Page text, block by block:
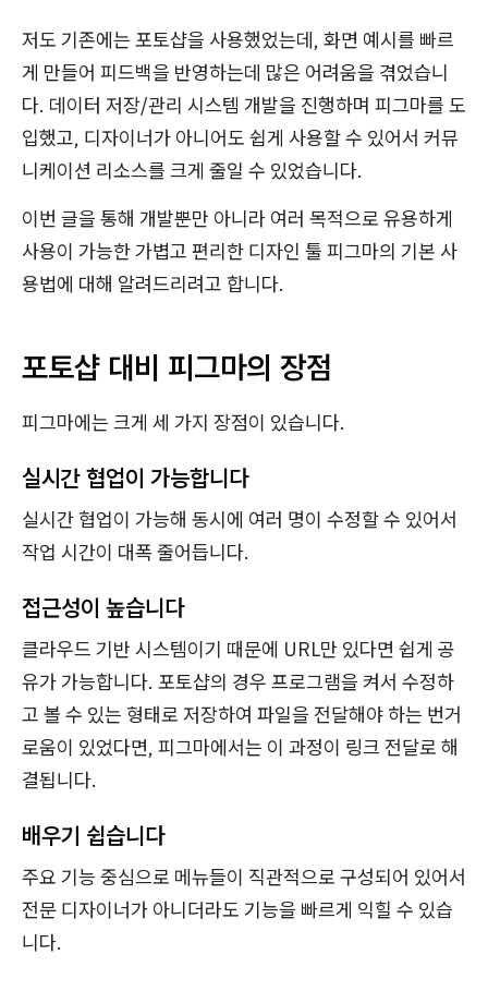
저도 기존에는 포토샵을 사용했었는데, 화면 예시를 빠르
게 만들어 피드백을 반영하는데 많은 어려움을 겪었습니
다. 데이터 저장/관리 시스템 개발을 진행하며 피그마를 도
입했고, 디자이너가 아니어도 쉽게 사용할 수 있어서 커뮤
니케이션 리소스를 크게 줄일 수 있었습니다.
이번 글을 통해 개발뿐만 아니라 여러 목적으로 유용하게
사용이 가능한 가볍고 편리한 디자인 툴 피그마의 기본 사
용법에 대해 알려드리려고 합니다.
포토샵 대비 피그마의 장점
피그마에는 크게 세 가지 장점이 있습니다.
실시간 협업이 가능합니다
실시간 협업이 가능해 동시에 여러 명이 수정할 수 있어서
작업 시간이 대폭 줄어듭니다.
접근성이 높습니다
클라우드 기반 시스템이기 때문에 URL만 있다면 쉽게 공
유가 가능합니다. 포토샵의 경우 프로그램을 켜서 수정하
고 볼 수 있는 형태로 저장하여 파일을 전달해야 하는 번거
로움이 있었다면, 피그마에서는 이 과정이 링크 전달로 해
결됩니다.
배우기 쉽습니다
주요 기능 중심으로 메뉴들이 직관적으로 구성되어 있어서
전문 디자이너가 아니더라도 기능을 빠르게 익힐 수 있습
니다.